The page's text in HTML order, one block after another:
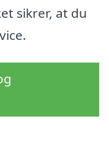
sikrer, at du